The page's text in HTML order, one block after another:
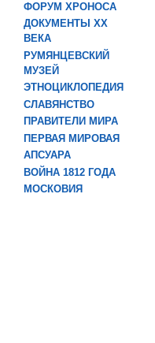
ФОРУМ ХРОНОСА
ДОКУМЕНТЫ XX
ВЕКА
РУМЯНЦЕВСКИЙ
МУЗЕЙ
ЭТНОЦИКЛОПЕДИЯ
СЛАВЯНСТВО
ПРАВИТЕЛИ МИРА
ПЕРВАЯ МИРОВАЯ
АПСУАРА
ВОЙНА 1812 ГОДА
МОСКОВИЯ